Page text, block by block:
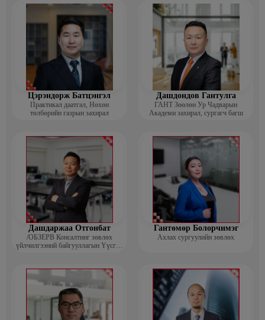
Цэрэндорж Батцэнгэл
Практикал даатгал, Нөхөн
төлбөрийн газрын захирал
Дашдондов Гантулга
ГАНТ Зөөлөн Ур Чадварын
Академи захирал, сургагч багш
Дашдаржаа Отгонбат
/ОБЗЕРВ Консалтинг зөвлөх
үйлчилгээний байгууллагын Үүсгэн
Гантөмөр Болорчимэг
Ахлах сургуулийн зөвлөх